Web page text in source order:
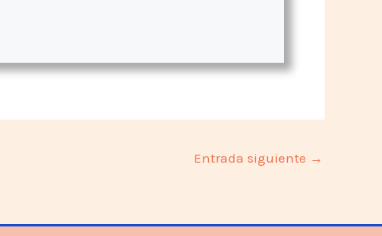
Entrada siguiente →